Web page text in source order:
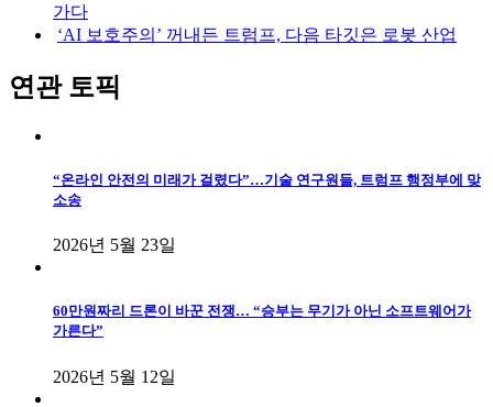
가다
‘AI 보호주의’ 꺼내든 트럼프, 다음 타깃은 로봇 산업
연관 토픽
“온라인 안전의 미래가 걸렸다”…기술 연구원들, 트럼프 행정부에 맞
소송
2026년 5월 23일
60만원짜리 드론이 바꾼 전쟁… “승부는 무기가 아닌 소프트웨어가
가른다”
2026년 5월 12일